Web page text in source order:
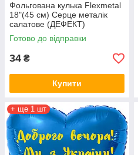
Фольгована кулька Flexmetal
18"(45 см) Серце металік
салатове (ДЕФЕКТ)
Готово до відправки
34 ₴
Купити
+ ще 1 шт